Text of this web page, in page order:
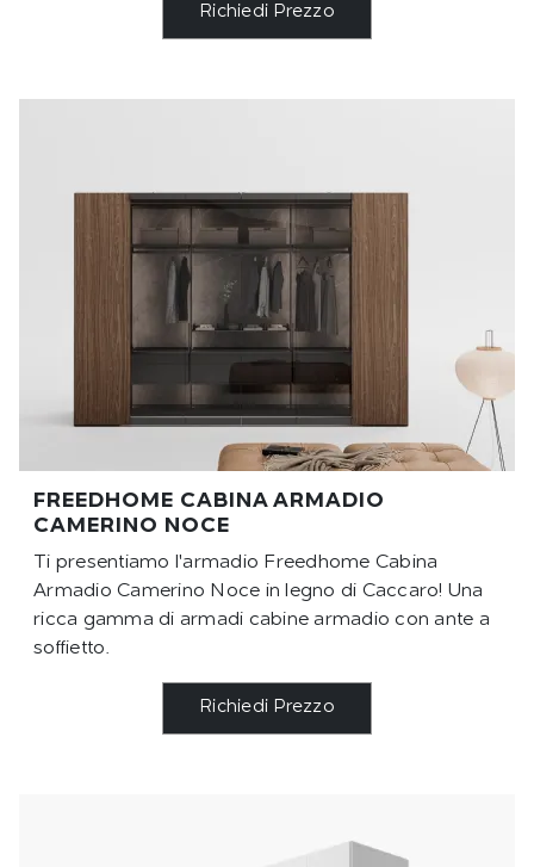
Richiedi Prezzo
FREEDHOME CABINA ARMADIO
CAMERINO NOCE
Ti presentiamo l'armadio Freedhome Cabina
Armadio Camerino Noce in legno di Caccaro! Una
ricca gamma di armadi cabine armadio con ante a
soffietto.
Richiedi Prezzo